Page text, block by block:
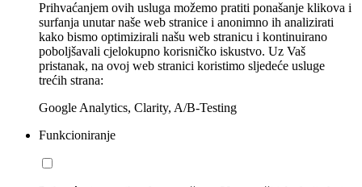
Prihvaćanjem ovih usluga možemo pratiti ponašanje klikova i
surfanja unutar naše web stranice i anonimno ih analizirati
kako bismo optimizirali našu web stranicu i kontinuirano
poboljšavali cjelokupno korisničko iskustvo. Uz Vaš
pristanak, na ovoj web stranici koristimo sljedeće usluge
trećih strana:
Google Analytics, Clarity, A/B-Testing
Funkcioniranje